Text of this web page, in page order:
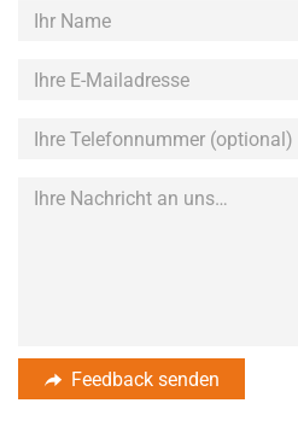
Ihr
Ihre
Mailadresse
Ihre
(optional)
Feedback senden